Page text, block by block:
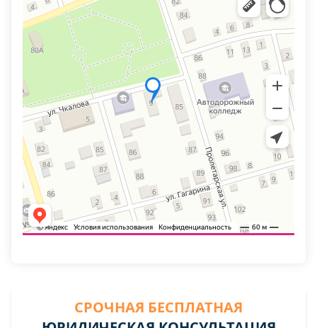
СРОЧНАЯ БЕСПЛАТНАЯ